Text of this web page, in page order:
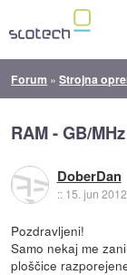
Forum »Strojna
RAM - GB/MHz
DoberDan
:: 15. jun
Pozdravljeni!
Samo nekaj me
ploščice